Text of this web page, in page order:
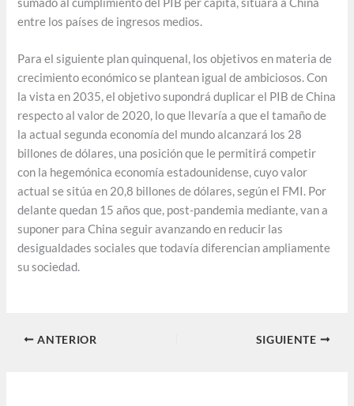
sumado al cumplimiento del PIB per cápita, situará a China
entre los países de ingresos medios.
Para el siguiente plan quinquenal, los objetivos en materia de
crecimiento económico se plantean igual de ambiciosos. Con
la vista en 2035, el objetivo supondrá duplicar el PIB de China
respecto al valor de 2020, lo que llevaría a que el tamaño de
la actual segunda economía del mundo alcanzará los 28
billones de dólares, una posición que le permitirá competir
con la hegemónica economía estadounidense, cuyo valor
actual se sitúa en 20,8 billones de dólares, según el FMI. Por
delante quedan 15 años que, post-pandemia mediante, van a
suponer para China seguir avanzando en reducir las
desigualdades sociales que todavía diferencian ampliamente
su sociedad.
ANTERIOR SIGUIENTE